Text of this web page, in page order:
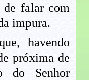
de falar com
impura.
havendo
próxima de
do Senhor